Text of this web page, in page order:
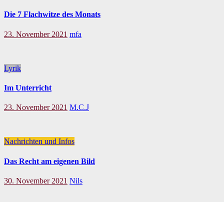
Die 7 Flachwitze des Monats
23. November 2021 mfa
Lyrik
Im Unterricht
23. November 2021 M.C.J
Nachrichten und Infos
Das Recht am eigenen Bild
30. November 2021 Nils